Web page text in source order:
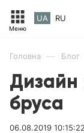
UA RU
Головна — Блог
Дизайн
бруса
06.08.2019 10:15:22